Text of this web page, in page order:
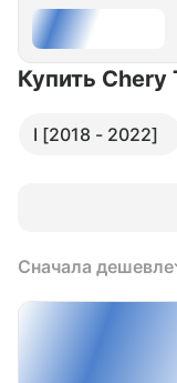
Купить Chery
I [2018 - 2022]
Сначала дешевле